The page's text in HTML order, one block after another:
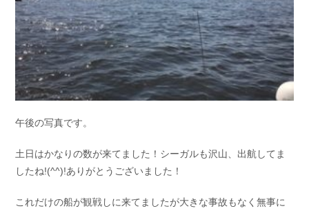
午後の写真です。
土日はかなりの数が来てました！シーガルも沢山、出航してま
したね!(^^)!ありがとうございました！
これだけの船が観戦しに来てましたが大きな事故もなく無事に